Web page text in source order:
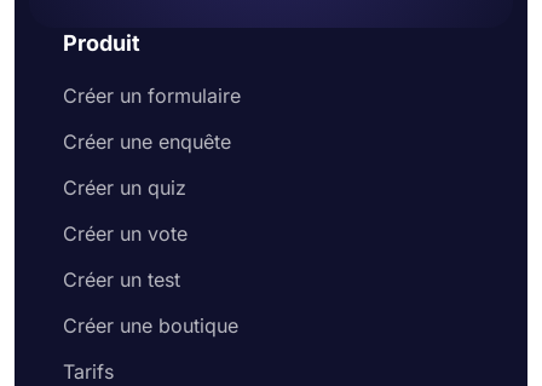
Produit
Créer un formulaire
Créer une enquête
Créer un quiz
Créer un vote
Créer un test
Créer une boutique
Tarifs